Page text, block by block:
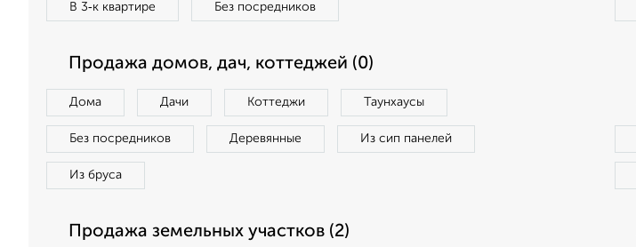
В 3‑к квартире Без посредников
Продажа домов, дач, коттеджей (0)
Дома Дачи Коттеджи Таунхаусы
Без посредников Деревянные Из сип панелей
Из бруса
Продажа земельных участков (2)